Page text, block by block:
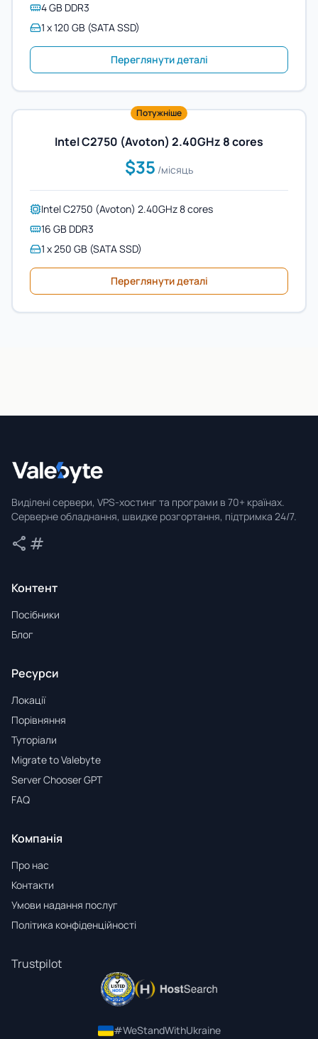
4 GB DDR3
1 x 120 GB (SATA SSD)
Переглянути деталі
Потужніше
Intel C2750 (Avoton) 2.40GHz 8 cores
$35 /місяць
Intel C2750 (Avoton) 2.40GHz 8 cores
16 GB DDR3
1 x 250 GB (SATA SSD)
Переглянути деталі
Виділені сервери, VPS-хостинг та програми в 70+ країнах.
Серверне обладнання, швидке розгортання, підтримка 24/7.
share Поділитися
tag
Контент
Посібники
Блог
Ресурси
Локації
Порівняння
Туторіали
Migrate to Valebyte
Server Chooser GPT
FAQ
Компанія
Про нас
Контакти
Умови надання послуг
Політика конфіденційності
Trustpilot
#WeStandWithUkraine